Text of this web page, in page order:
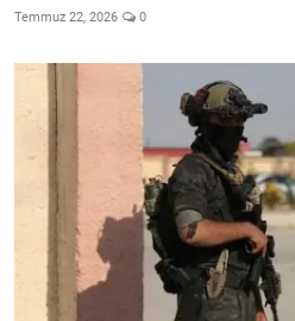
Temmuz 22, 2026 0